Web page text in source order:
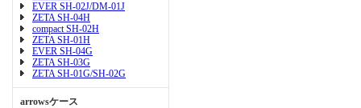
EVER SH-02J/DM-01J
ZETA SH-04H
compact SH-02H
ZETA SH-01H
EVER SH-04G
ZETA SH-03G
ZETA SH-01G/SH-02G
arrowsケース